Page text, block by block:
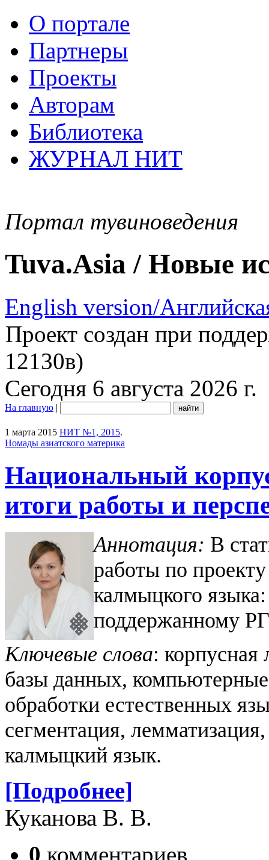
О портале
Партнеры
Проекты
Авторам
Библиотека
ЖУРНАЛ НИТ
Портал тувиноведения
Tuva.Asia / Новые
English version/
Проект создан при
12130в)
Сегодня 6 августа 2026 г.
На главную |
1 марта 2015 НИТ №1, 2015.
Номады азиатского материка
Национальный
итоги работы и
Аннотация: В
работы по
калмыцкого
поддержанному
Ключевые слова: корпусная
базы данных,
обработки естественных
сегментация,
калмыцкий язык.
[Подробнее]
Куканова В. В.
0 комментариев